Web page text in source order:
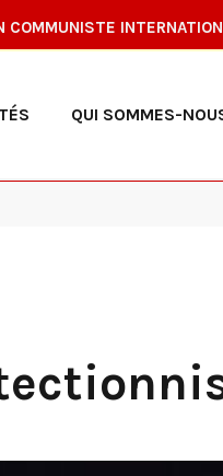
COMMUNISTE
QUI SOMMES-